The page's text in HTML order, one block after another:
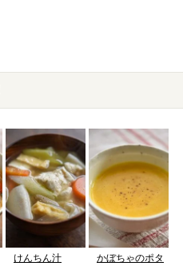
けんちん汁
かぼちゃのポタ